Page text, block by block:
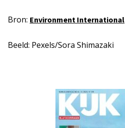
Bron: Environment International
Beeld: Pexels/Sora Shimazaki